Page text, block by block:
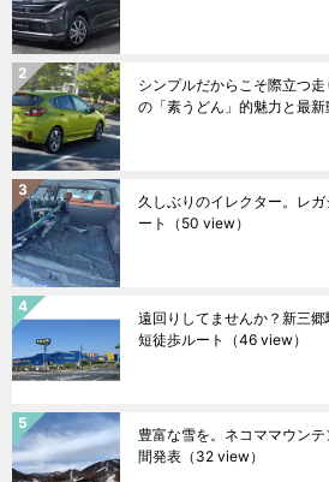
シンプルだからこそ際立つ
の「素うどん」的魅力と最新
久しぶりのイレクター。レ
ート
（50 view）
遠回りしてませんか？新三
短徒歩ルート
（46 view）
豊富な雪を。ネコママウン
間発表 （32 view）